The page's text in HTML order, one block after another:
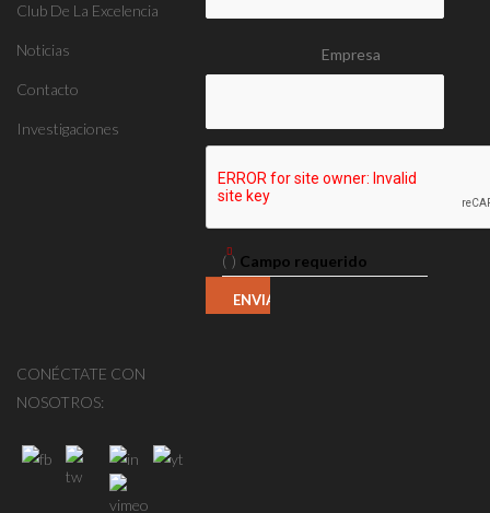
Club De La Excelencia
Noticias
Contacto
Investigaciones
Empresa
( ) Campo requerido
CONÉCTATE CON
NOSOTROS: